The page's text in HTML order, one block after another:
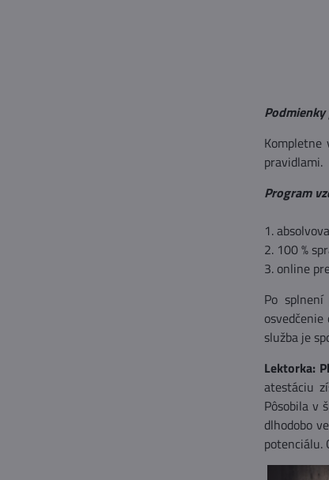
Kompletne
pravidlami.
Program
1.
2. 100 %
3. online
Po
služba je
Lektorka:
atestáciu
Pôsobila v
dlhodobo
potenciálu.